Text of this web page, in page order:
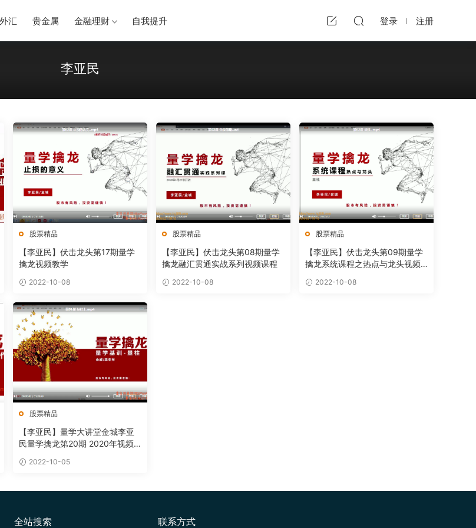
汇 贵金属 金融理财 自我提升 登录 注册
李亚民
股票精品
【李亚民】伏击龙头第17期量学
擒龙视频教学
2022-10-08
股票精品
【李亚民】伏击龙头第08期量学
擒龙融汇贯通实战系列视频课程
2022-10-08
股票精品
【李亚民】伏击龙头第09期量学
擒龙系统课程之热点与龙头视频
2022-10-08
股票精品
【李亚民】量学大讲堂金城李亚
民量学擒龙第20期 2020年视频
2022-10-05
全站搜索 联系方式